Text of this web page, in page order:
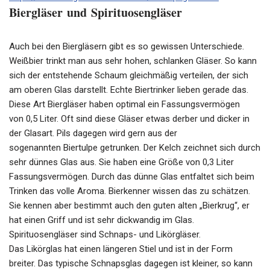
Biergläser und Spirituosengläser
Auch bei den Biergläsern gibt es so gewissen Unterschiede.
Weißbier trinkt man aus sehr hohen, schlanken Gläser. So kann
sich der entstehende Schaum gleichmäßig verteilen, der sich
am oberen Glas darstellt. Echte Biertrinker lieben gerade das.
Diese Art Biergläser haben optimal ein Fassungsvermögen
von 0,5 Liter. Oft sind diese Gläser etwas derber und dicker in
der Glasart. Pils dagegen wird gern aus der
sogenannten Biertulpe getrunken. Der Kelch zeichnet sich durch
sehr dünnes Glas aus. Sie haben eine Größe von 0,3 Liter
Fassungsvermögen. Durch das dünne Glas entfaltet sich beim
Trinken das volle Aroma. Bierkenner wissen das zu schätzen.
Sie kennen aber bestimmt auch den guten alten „Bierkrug“, er
hat einen Griff und ist sehr dickwandig im Glas.
Spirituosengläser sind Schnaps- und Likörgläser.
Das Likörglas hat einen längeren Stiel und ist in der Form
breiter. Das typische Schnapsglas dagegen ist kleiner, so kann